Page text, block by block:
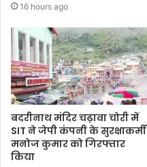
16 hours ago
बदरीनाथ मंदिर चढ़ावा चोरी में
SIT ने जेपी कंपनी के सुरक्षाकर्मी
मनोज कुमार को गिरफ्तार
किया